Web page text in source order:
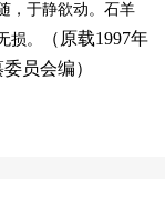
，于静欲动。石羊
损。
（原载1997年
员会编）